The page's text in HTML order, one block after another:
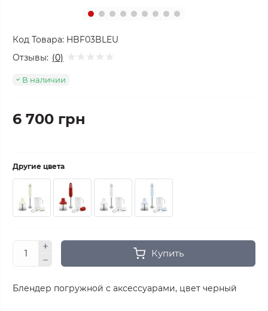
Код Товара: HBF03BLEU
Отзывы: (0)
В наличии
6 700 грн
Другие цвета
Купить
Блендер погружной с аксессуарами, цвет черный